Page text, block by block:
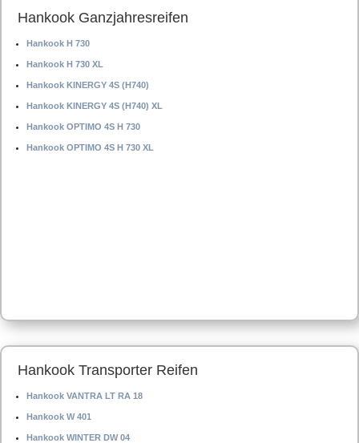
Hankook Ganzjahresreifen
Hankook H 730
Hankook H 730 XL
Hankook KINERGY 4S (H740)
Hankook KINERGY 4S (H740) XL
Hankook OPTIMO 4S H 730
Hankook OPTIMO 4S H 730 XL
Hankook Transporter Reifen
Hankook VANTRA LT RA 18
Hankook W 401
Hankook WINTER DW 04